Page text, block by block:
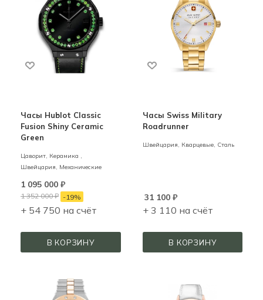
Часы Hublot Classic
Fusion Shiny Ceramic
Green
Цаворит, Керамика ,
Швейцария, Механические
1 095 000 ₽
1 352 000₽ -19%
+ 54 750 на счёт
В КОРЗИНУ
Часы Swiss Military
Roadrunner
Швейцария, Кварцевые, Сталь
31 100₽
+ 3 110 на счёт
В КОРЗИНУ